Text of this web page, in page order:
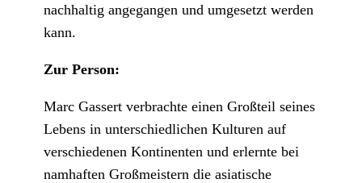
nachhaltig angegangen und umgesetzt werden
kann.
Zur Person:
Marc Gassert verbrachte einen Großteil seines
Lebens in unterschiedlichen Kulturen auf
verschiedenen Kontinenten und erlernte bei
namhaften Großmeistern die asiatische